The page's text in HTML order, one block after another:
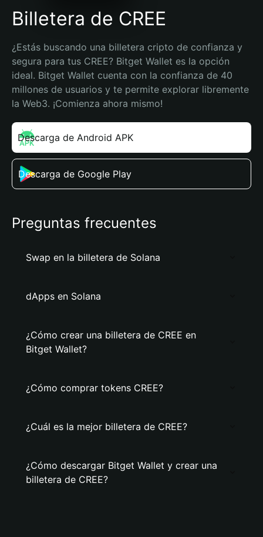
Billetera de CREE
¿Estás buscando una billetera cripto de confianza y
segura para tus CREE? Bitget Wallet es la opción
ideal. Bitget Wallet cuenta con la confianza de 40
millones de usuarios y te permite explorar libremente
la Web3. ¡Comienza ahora mismo!
Descarga de Android APK
Descarga de Google Play
Preguntas frecuentes
Swap en la billetera de Solana
dApps en Solana
¿Cómo crear una billetera de CREE en
Bitget Wallet?
¿Cómo comprar tokens CREE?
¿Cuál es la mejor billetera de CREE?
¿Cómo descargar Bitget Wallet y crear una
billetera de CREE?